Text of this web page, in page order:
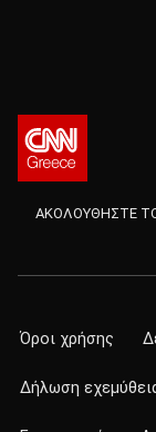
ΑΚΟΛΟΥΘΗΣΤΕ ΤΟ
Όροι χρήσης
Δήλωση